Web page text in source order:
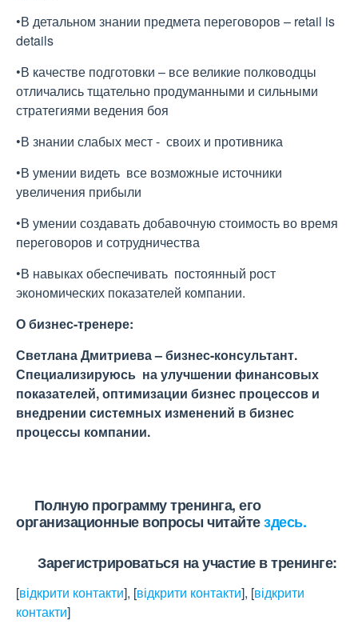
•В детальном знании предмета переговоров – retail is
details
•В качестве подготовки – все великие полководцы
отличались тщательно продуманными и сильными
стратегиями ведения боя
•В знании слабых мест - своих и противника
•В умении видеть все возможные источники
увеличения прибыли
•В умении создавать добавочную стоимость во время
переговоров и сотрудничества
•В навыках обеспечивать постоянный рост
экономических показателей компании.
О бизнес-тренере:
Светлана Дмитриева – бизнес-консультант.
Специализируюсь на улучшении финансовых
показателей, оптимизации бизнес процессов и
внедрении системных изменений в бизнес
процессы компании.
Полную программу тренинга, его
организационные вопросы читайтездесь.
Зарегистрироваться на участие в тренинге:
[відкрити контакти], [відкрити контакти], [відкрити
контакти]